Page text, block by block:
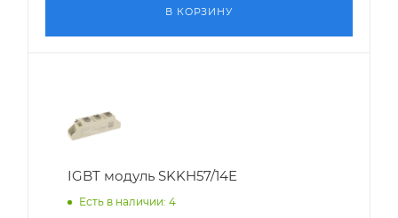
В КОРЗИНУ
IGBT модуль SKKH57/14E
Есть в наличии: 4